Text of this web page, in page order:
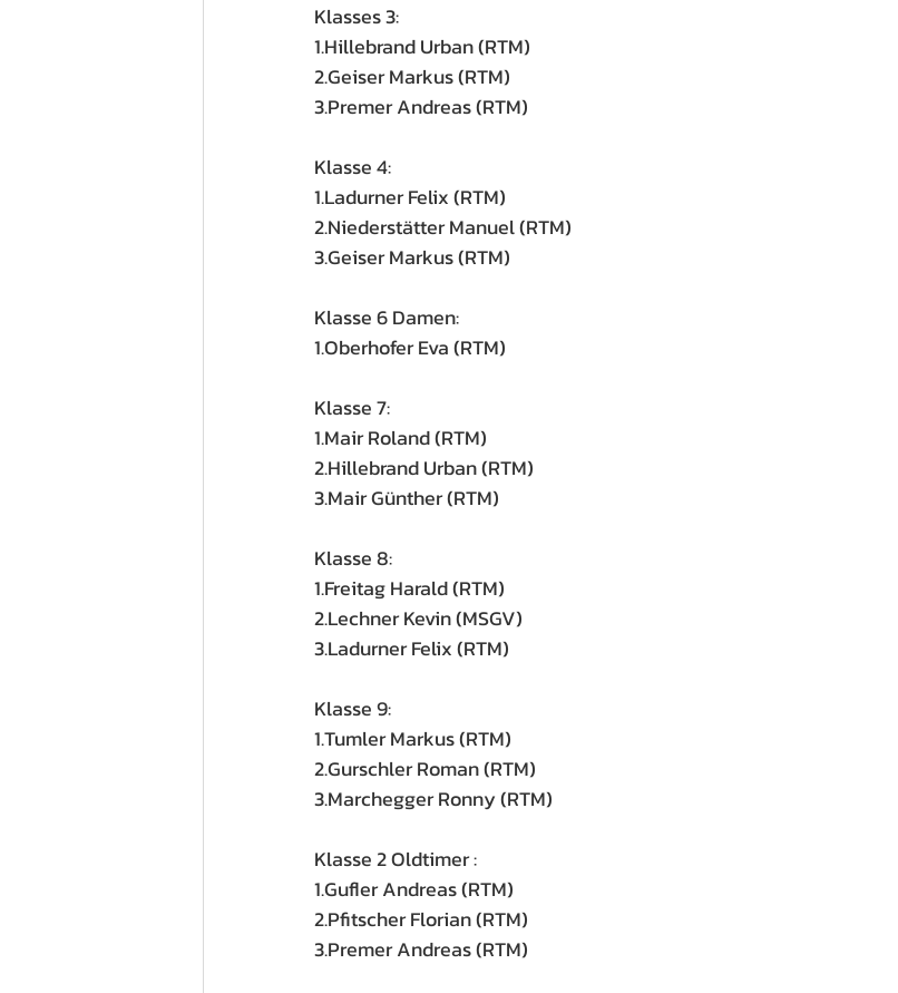
Klasses 3:
1.Hillebrand Urban (RTM)
2.Geiser Markus (RTM)
3.Premer Andreas (RTM)
Klasse 4:
1.Ladurner Felix (RTM)
2.Niederstätter Manuel (RTM)
3.Geiser Markus (RTM)
Klasse 6 Damen:
1.Oberhofer Eva (RTM)
Klasse 7:
1.Mair Roland (RTM)
2.Hillebrand Urban (RTM)
3.Mair Günther (RTM)
Klasse 8:
1.Freitag Harald (RTM)
2.Lechner Kevin (MSGV)
3.Ladurner Felix (RTM)
Klasse 9:
1.Tumler Markus (RTM)
2.Gurschler Roman (RTM)
3.Marchegger Ronny (RTM)
Klasse 2 Oldtimer :
1.Gufler Andreas (RTM)
2.Pfitscher Florian (RTM)
3.Premer Andreas (RTM)